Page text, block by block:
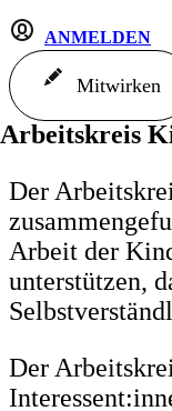
ANMELDEN
Mitwirken
Arbeitskreis
Der
Arbeit der
unterstützen,
Der